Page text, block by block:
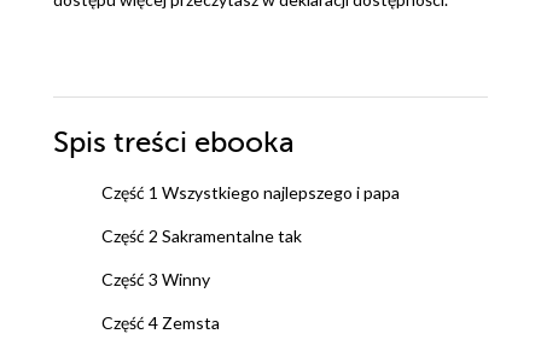
Spis treści ebooka
Część 1 Wszystkiego najlepszego i papa
Część 2 Sakramentalne tak
Część 3 Winny
Część 4 Zemsta